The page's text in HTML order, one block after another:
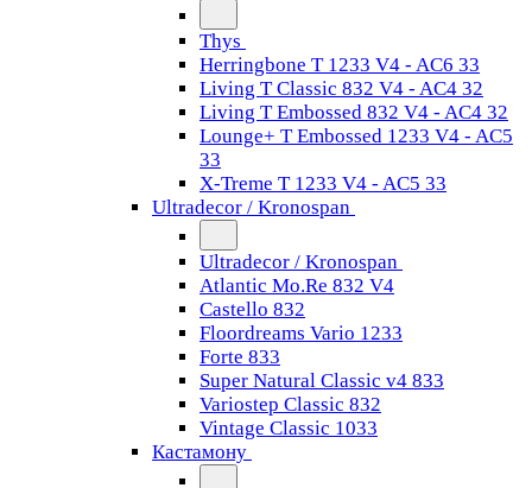
Thys
Herringbone T 1233 V4 - AC6 33
Living T Classic 832 V4 - AC4 32
Living T Embossed 832 V4 - AC4 32
Lounge+ T Embossed 1233 V4 - AC5
33
X-Treme T 1233 V4 - AC5 33
Ultradecor / Kronospan
Ultradecor / Kronospan
Atlantic Mo.Re 832 V4
Castello 832
Floordreams Vario 1233
Forte 833
Super Natural Classic v4 833
Variostep Classic 832
Vintage Classic 1033
Кастамону